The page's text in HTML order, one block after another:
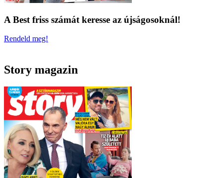
A Best friss számát keresse az újságosoknál!
Rendeld meg!
Story magazin